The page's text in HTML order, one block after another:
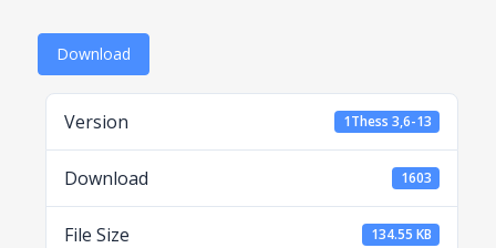
Download
Version 1Thess 3,6-13
Download 1603
File Size 134.55 KB